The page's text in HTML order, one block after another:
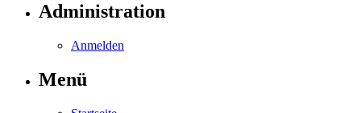
Administration
Anmelden
Menü